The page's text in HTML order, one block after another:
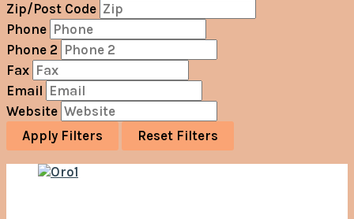
Zip/Post Code
Phone
Phone 2
Fax
Email
Website
Apply Filters
Reset Filters